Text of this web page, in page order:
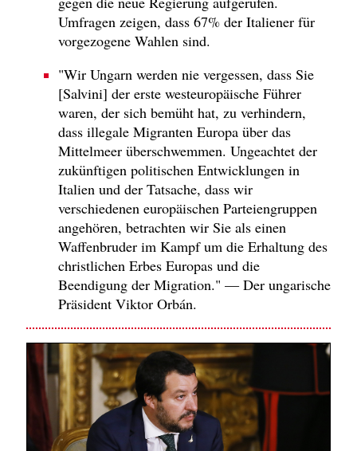
Umfragen zeigen, dass 67% der Italiener für
vorgezogene Wahlen sind.
"Wir Ungarn werden nie vergessen, dass Sie
[Salvini] der erste westeuropäische Führer
waren, der sich bemüht hat, zu verhindern,
dass illegale Migranten Europa über das
Mittelmeer überschwemmen. Ungeachtet der
zukünftigen politischen Entwicklungen in
Italien und der Tatsache, dass wir
verschiedenen europäischen Parteiengruppen
angehören, betrachten wir Sie als einen
Waffenbruder im Kampf um die Erhaltung des
christlichen Erbes Europas und die
Beendigung der Migration." — Der ungarische
Präsident Viktor Orbán.